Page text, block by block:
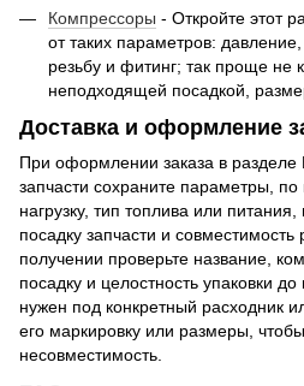
Компрессоры - Откройте этот
от таких параметров: давление,
резьбу и фитинг; так проще не
неподходящей посадкой,
Доставка и оформление
При оформлении заказа в разделе
запчасти сохраните параметры,
нагрузку, тип топлива или
посадку запчасти и совместимость
получении проверьте название,
посадку и целостность упаковки
нужен под конкретный расходник
его маркировку или размеры,
несовместимость.